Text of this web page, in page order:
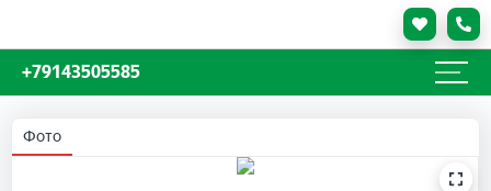
+79143505585
Фото